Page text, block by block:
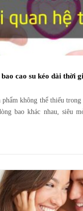
cao su kéo dài thời
phẩm không thể thiếu
bao khác nhau, siêu